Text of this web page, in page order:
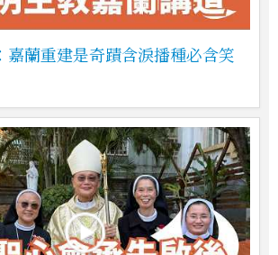
嘉蘭重建是奇蹟含淚播種必含笑